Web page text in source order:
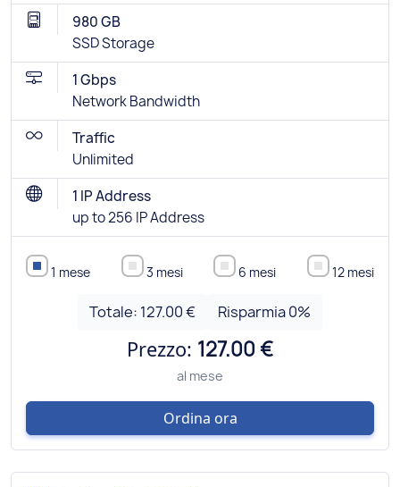
980 GB
SSD Storage
1 Gbps
Network Bandwidth
Traffic
Unlimited
1 IP Address
up to 256 IP Address
1 mese 3 mesi 6 mesi 12 mesi
Totale: 127.00 € Risparmia0%
Prezzo: 127.00 €
al mese
Ordina ora